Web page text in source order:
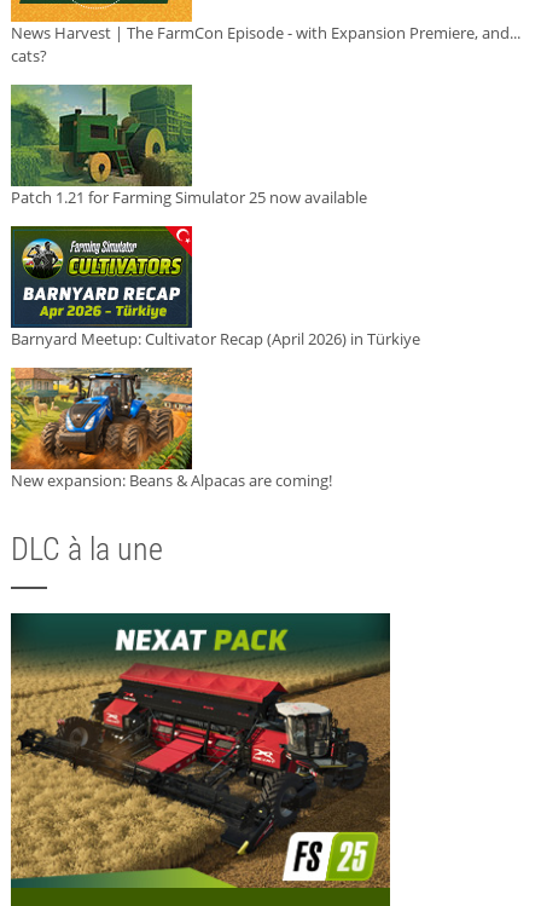
News Harvest | The FarmCon Episode - with Expansion Premiere, and...
cats?
Patch 1.21 for Farming Simulator 25 now available
Barnyard Meetup: Cultivator Recap (April 2026) in Türkiye
New expansion: Beans & Alpacas are coming!
DLC à la une